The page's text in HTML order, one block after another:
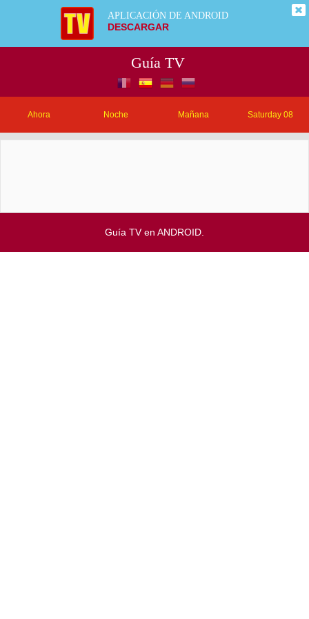
APLICACIÓN DE ANDROID
DESCARGAR
Guía TV
Ahora Noche Mañana Saturday 08
Guía TV en ANDROID.